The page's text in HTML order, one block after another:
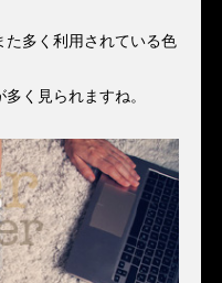
た多く利用されている色
く見られますね。